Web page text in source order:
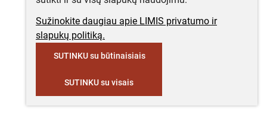
Sužinokite daugiau apie LIMIS privatumo ir
slapukų politiką.
SUTINKU su būtinaisiais
SUTINKU su visais